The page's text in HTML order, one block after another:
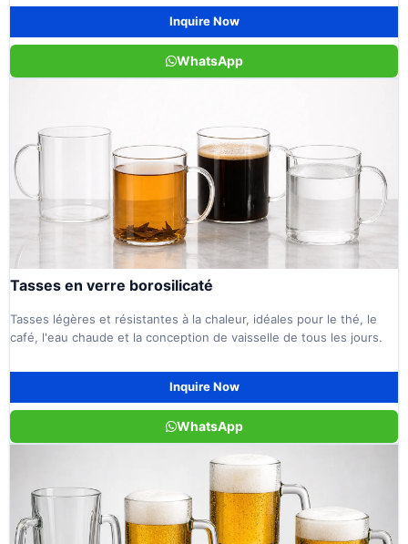
Inquire Now
WhatsApp
Tasses en verre borosilicaté
Tasses légères et résistantes à la chaleur, idéales pour le thé, le
café, l'eau chaude et la conception de vaisselle de tous les jours.
Inquire Now
WhatsApp